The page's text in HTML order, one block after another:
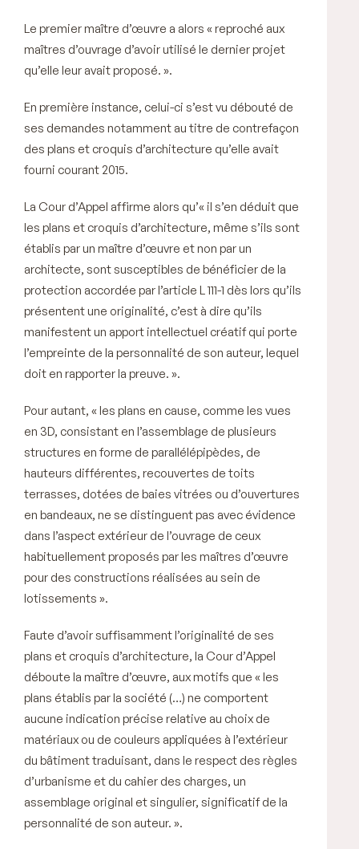
Le premier maître d’œuvre a alors « reproché aux
maîtres d’ouvrage d’avoir utilisé le dernier projet
qu’elle leur avait proposé. ».
En première instance, celui-ci s’est vu débouté de
ses demandes notamment au titre de contrefaçon
des plans et croquis d’architecture qu’elle avait
fourni courant 2015.
La Cour d’Appel affirme alors qu’« il s’en déduit que
les plans et croquis d’architecture, même s’ils sont
établis par un maître d’œuvre et non par un
architecte, sont susceptibles de bénéficier de la
protection accordée par l’article L 111-1 dès lors qu’ils
présentent une originalité, c’est à dire qu’ils
manifestent un apport intellectuel créatif qui porte
l’empreinte de la personnalité de son auteur, lequel
doit en rapporter la preuve. ».
Pour autant, « les plans en cause, comme les vues
en 3D, consistant en l’assemblage de plusieurs
structures en forme de parallélépipèdes, de
hauteurs différentes, recouvertes de toits
terrasses, dotées de baies vitrées ou d’ouvertures
en bandeaux, ne se distinguent pas avec évidence
dans l’aspect extérieur de l’ouvrage de ceux
habituellement proposés par les maîtres d’œuvre
pour des constructions réalisées au sein de
lotissements ».
Faute d’avoir suffisamment l’originalité de ses
plans et croquis d’architecture, la Cour d’Appel
déboute la maître d’œuvre, aux motifs que « les
plans établis par la société (…) ne comportent
aucune indication précise relative au choix de
matériaux ou de couleurs appliquées à l’extérieur
du bâtiment traduisant, dans le respect des règles
d’urbanisme et du cahier des charges, un
assemblage original et singulier, significatif de la
personnalité de son auteur. ».